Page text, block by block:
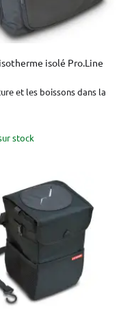
isolé Pro.Line
et les boissons dans la
stock